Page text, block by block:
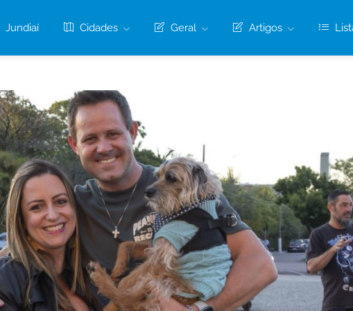
Jundiaí Cidades Geral Artigos